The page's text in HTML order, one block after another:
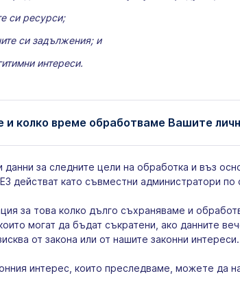
си ресурси;
си задължения; и
интереси.
и колко време обработваме Вашите
за следните цели на обработка и въз
действат като съвместни администратори по
за това колко дълго съхраняваме и
могат да бъдат съкратени, ако данните
от закона или от нашите законни интереси.
интерес, които преследваме, можете да